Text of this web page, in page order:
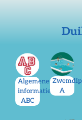
Algemene
informatie
ABC
A